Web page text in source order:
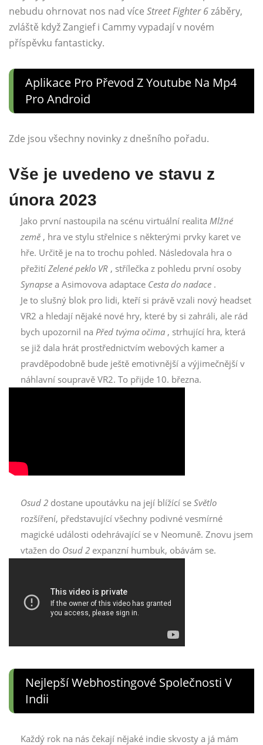
nebudu ohrnovat nos nad více Street Fighter 6záběry,
zvláště když Zangief i Cammy vypadají v novém
příspěvku fantasticky.
Aplikace Pro Převod Z Youtube Na Mp4
Pro Android
Zde jsou všechny novinky z dnešního pořadu.
Vše je uvedeno ve stavu z
února 2023
Jako první nastoupila na scénu virtuální realita Mlžné
země , hra ve stylu střelnice s některými prvky karet ve
hře. Určitě je na to trochu pohled. Následovala hra o
přežití Zelené peklo VR , střílečka z pohledu první osoby
Synapse a Asimovova adaptace Cesta do nadace .
Je to slušný blok pro lidi, kteří si právě vzali nový headset
VR2 a hledají nějaké nové hry, které by si zahráli, ale rád
bych upozornil na Před tvýma očima , strhující hra, která
se již dala hrát prostřednictvím webových kamer a
pravděpodobně bude ještě emotivnější a výjimečnější v
náhlavní soupravě VR2. To přijde 10. března.
Osud 2 dostane upoutávku na její blížící se Světlo
rozšíření, představující všechny podivné vesmírné
magické události odehrávající se v Neomuně. Znovu jsem
vtažen do Osud 2 expanzní humbuk, obávám se.
Nejlepší Webhostingové Společnosti V
Indii
Každý rok na nás čekají nějaké indie skvosty a já mám